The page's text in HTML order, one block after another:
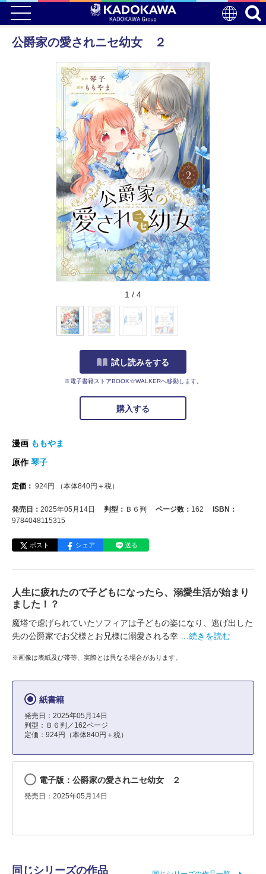
公爵家の愛されニセ幼女 ２
1 / 4
試し読みをする
※電子書籍ストアBOOK☆WALKERへ移動します。
購入する
漫画 ももやま
原作琴子
定価： 924円 （本体840円＋税）
発売日： 2025年05月14日 判型： Ｂ６判 ページ数： 162
ISBN：
9784048115315
ポスト シェア 送る
人生に疲れたので子どもになったら、溺愛生活が始まり
ました！？
魔塔で虐げられていたソフィアは子どもの姿になり、逃げ出した
先の公爵家でお父様とお兄様に溺愛される幸
…続きを読む
※画像は表紙及び帯等、実際とは異なる場合があります。
紙書籍
発売日：2025年05月14日
判型：Ｂ６判／162ページ
定価：924円（本体840円＋税）
電子版：公爵家の愛されニセ幼女 ２
発売日：2025年05月14日
同じシリーズの作品